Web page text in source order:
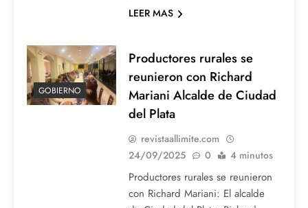
LEER MAS
GOBIERNO
Productores rurales se
reunieron con Richard
Mariani Alcalde de Ciudad
del Plata
revistaallimite.com
24/09/2025
0 4 minutos
Productores rurales se reunieron
con Richard Mariani: El alcalde